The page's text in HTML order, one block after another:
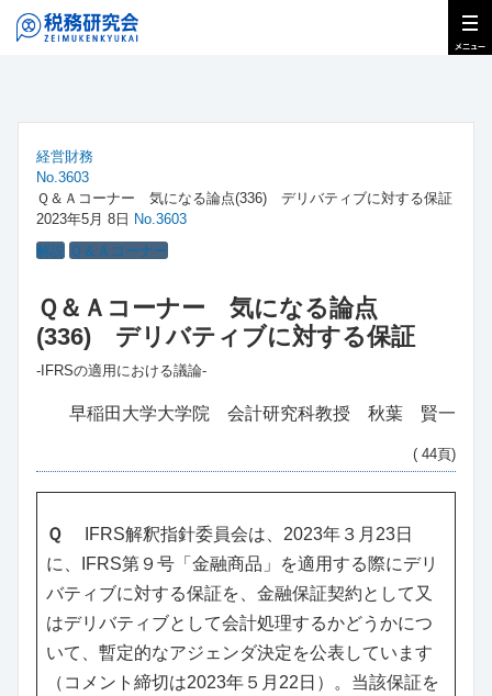
経営財務
No.3603
Ｑ＆Ａコーナー 気になる論点(336) デリバティブに対する保証
2023年5月 8日 No.3603
解説 Ｑ＆Ａコーナー
Ｑ＆Ａコーナー 気になる論点
(336) デリバティブに対する保証
‐IFRSの適用における議論‐
早稲田大学大学院 会計研究科教授 秋葉 賢一
( 44頁)
Ｑ IFRS解釈指針委員会は、2023年３月23日
に、IFRS第９号「金融商品」を適用する際にデリ
バティブに対する保証を、金融保証契約として又
はデリバティブとして会計処理するかどうかにつ
いて、暫定的なアジェンダ決定を公表しています
（コメント締切は2023年５月22日）。当該保証を